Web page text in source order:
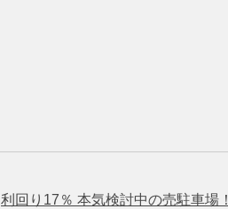
利回り17％ 本気検討中の売駐車場！